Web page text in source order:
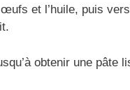
et l’huile, puis
obtenir une pâte